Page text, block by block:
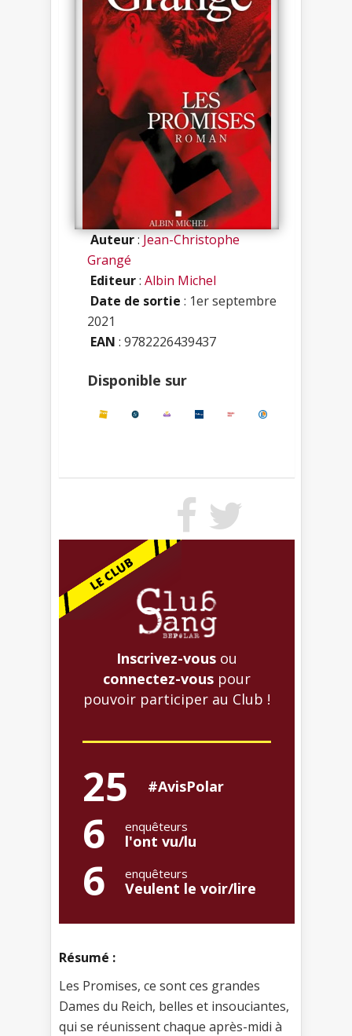
Auteur:Jean-Christophe
Grangé
Editeur: Albin Michel
Date de sortie : 1er septembre
2021
EAN : 9782226439437
Disponible sur
Inscrivez-vous ou
connectez-vous pour
pouvoir participer au Club !
25 #AvisPolar
6 enquêteurs
l'ont vu/lu
6 enquêteurs
Veulent le voir/lire
Résumé :
Les Promises, ce sont ces grandes
Dames du Reich, belles et insouciantes,
qui se réunissent chaque après-midi à